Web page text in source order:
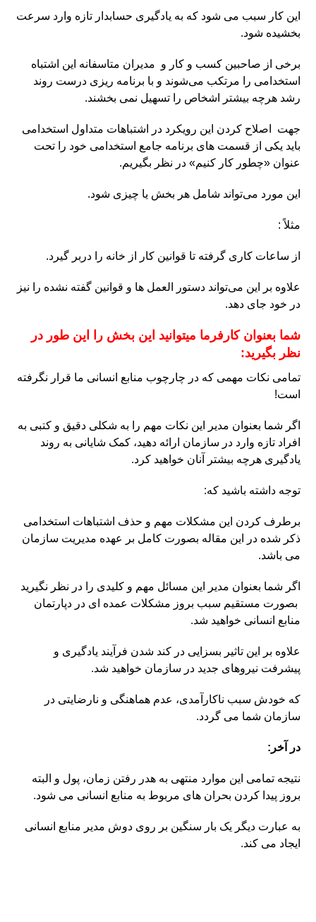
این کار سبب می شود که به یادگیری حسابدار تازه وارد سرعت
بخشیده شود.
برخی از صاحبین کسب و کار و مدیران متاسفانه این اشتباه
استخدامی را مرتکب می‌شوند و با برنامه ‌ریزی درست روند
رشد هرچه بیشتر اشخاص را تسهیل نمی‌ بخشند.
جهت اصلاح کردن این رویکرد در اشتباهات متداول استخدامی
باید یکی از قسمت ‌های برنامه جامع استخدامی خود را تحت
عنوان «چطور کار کنیم» در نظر بگیریم.
این مورد می‌تواند شامل هر بخش یا چیزی شود.
مثلاً :
از ساعات کاری گرفته تا قوانین کار از خانه را دربر گیرد.
علاوه بر این می‌تواند دستور العمل ها و قوانین گفته نشده را نیز
در خود جای دهد.
شما بعنوان کارفرما میتوانید این بخش را این‌ طور در
نظر بگیرید:
تمامی نکات مهمی که در چارچوب منابع انسانی ما قرار نگرفته
است!
اگر شما بعنوان مدیر این نکات مهم را به شکلی دقیق و کتبی به
افراد تازه وارد در سازمان ارائه دهید، کمک شایانی به روند
یادگیری هرچه بیشتر آنان خواهید کرد.
توجه داشته باشید که:
برطرف کردن این مشکلات مهم و حذف اشتباهات استخدامی
ذکر شده در این مقاله بصورت کامل بر عهده مدیریت سازمان
می باشد.
اگر شما بعنوان مدیر این مسائل مهم و کلیدی را در نظر نگیرید
بصورت مستقیم سبب بروز مشکلات عمده ای در دپارتمان
منابع انسانی خواهید شد.
علاوه بر این تاثیر بسزایی در کند شدن فرآیند یادگیری و
پیشرفت نیروهای جدید در سازمان خواهید شد.
که خودش سبب ناکارآمدی، عدم هماهنگی و نارضایتی در
سازمان شما می گردد.
در آخر:
نتیجه تمامی این موارد منتهی به هدر رفتن زمان، پول و البته
بروز پیدا کردن بحران های مربوط به منابع انسانی می شود.
به عبارت دیگر یک بار سنگین بر روی دوش مدیر منابع انسانی
ایجاد می کند.